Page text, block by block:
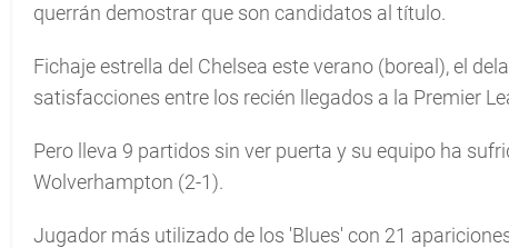
querrán demostrar que son candidatos al título.
Fichaje estrella del Chelsea este verano (boreal), el
satisfacciones entre los recién llegados a la Premier
Pero lleva 9 partidos sin ver puerta y su equipo ha
Wolverhampton (2-1).
Jugador más utilizado de los 'Blues' con 21